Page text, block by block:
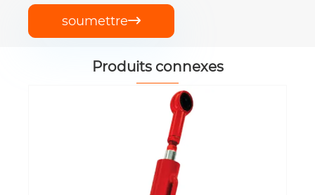
soumettre
Produits connexes
Cylindre hydraulique EP-YS40F
Cylindre de vitesse à variable